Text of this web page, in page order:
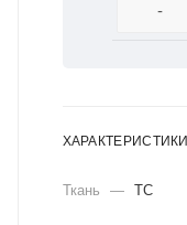
-
ХАРАКТЕРИСТИКИ
Ткань — ТС